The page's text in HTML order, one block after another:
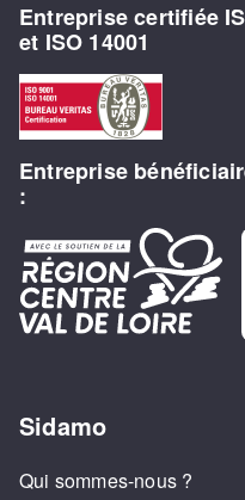
Entreprise certifiée
et ISO 14001
Entreprise
:
Sidamo
Qui sommes-nous ?